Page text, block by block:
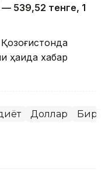
— 539,52 тенге, 1
ҳақида хабар
Доллар